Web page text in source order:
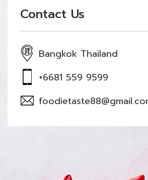
Contact Us
Bangkok Thailand
+6681 559 9599